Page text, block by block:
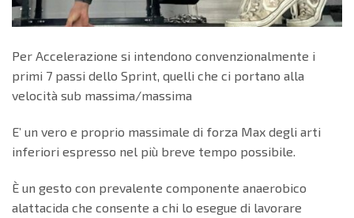
Per Accelerazione si intendono convenzionalmente i
primi 7 passi dello Sprint, quelli che ci portano alla
velocità sub massima/massima
E’ un vero e proprio massimale di forza Max degli arti
inferiori espresso nel più breve tempo possibile.
È un gesto con prevalente componente anaerobico
alattacida che consente a chi lo esegue di lavorare